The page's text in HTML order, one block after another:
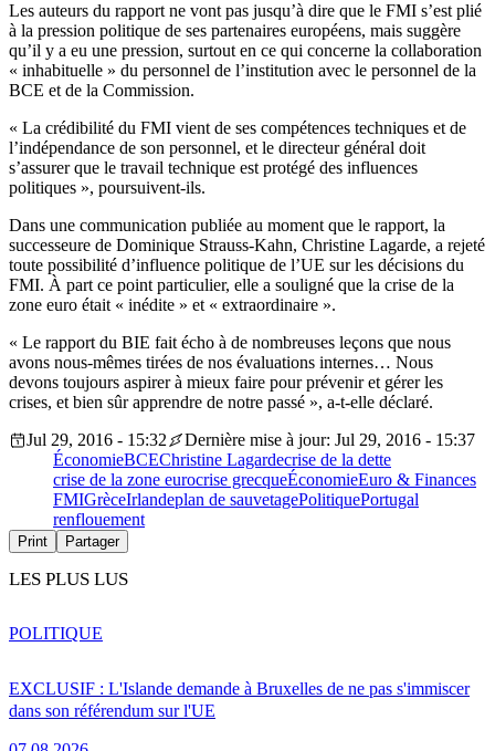
Les auteurs du rapport ne vont pas jusqu’à dire que le FMI s’est plié
à la pression politique de ses partenaires européens, mais suggère
qu’il y a eu une pression, surtout en ce qui concerne la collaboration
« inhabituelle » du personnel de l’institution avec le personnel de la
BCE et de la Commission.
« La crédibilité du FMI vient de ses compétences techniques et de
l’indépendance de son personnel, et le directeur général doit
s’assurer que le travail technique est protégé des influences
politiques », poursuivent-ils.
Dans une communication publiée au moment que le rapport, la
successeure de Dominique Strauss-Kahn, Christine Lagarde, a rejeté
toute possibilité d’influence politique de l’UE sur les décisions du
FMI. À part ce point particulier, elle a souligné que la crise de la
zone euro était « inédite » et « extraordinaire ».
« Le rapport du BIE fait écho à de nombreuses leçons que nous
avons nous-mêmes tirées de nos évaluations internes… Nous
devons toujours aspirer à mieux faire pour prévenir et gérer les
crises, et bien sûr apprendre de notre passé », a-t-elle déclaré.
Jul 29, 2016 - 15:32
Dernière mise à jour: Jul 29, 2016 - 15:37
ÉconomieBCEChristine Lagardecrise de la dette
crise de la zone eurocrise grecqueÉconomieEuro & Finances
FMIGrèceIrlandeplan de sauvetagePolitiquePortugal
renflouement
Print Partager
LES PLUS LUS
EXCLUSIF : L'Islande demande à Bruxelles de ne pas s'immiscer
dans son référendum sur l'UE
POLITIQUE